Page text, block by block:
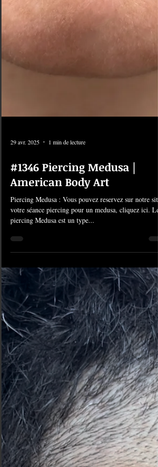
29 avr. 2025 1 min de lecture
#1346 Piercing Medusa |
American Body Art
votre séance piercing pour un medusa, cliquez ici. Le
piercing Medusa est un type...